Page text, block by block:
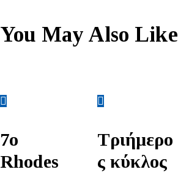
You May Also Like
7ο
Rhodes
Τριήμερο
ς κύκλος